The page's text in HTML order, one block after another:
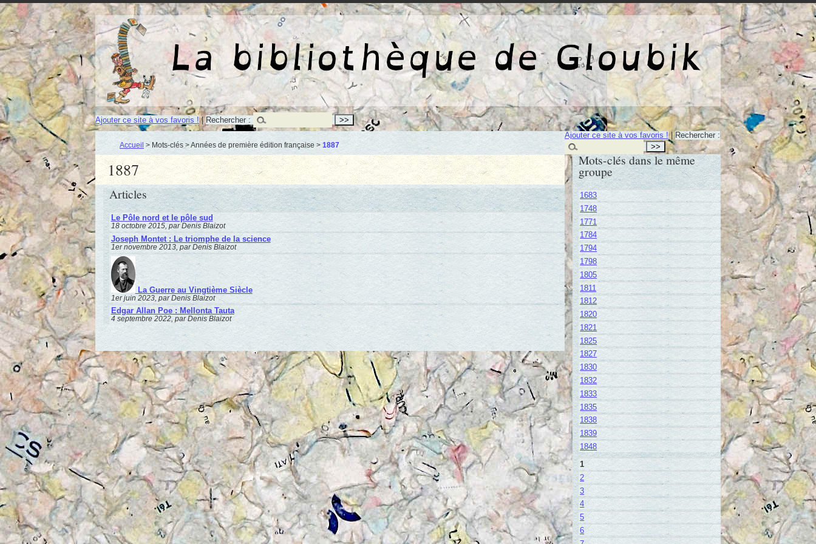
La bibliothèque de Gloubik
Ajouter ce site à vos favoris !|Rechercher :
Accueil > Mots-clés > Années de première édition française > 1887
1887
Articles
Le Pôle nord et le pôle sud
18 octobre 2015, par Denis Blaizot
Joseph Montet : Le triomphe de la science
1er novembre 2013, par Denis Blaizot
La Guerre au Vingtième Siècle
1er juin 2023, par Denis Blaizot
Edgar Allan Poe : Mellonta Tauta
4 septembre 2022, par Denis Blaizot
Ajouter ce site à vos favoris !|Rechercher :
Mots-clés dans le même
groupe
1683
1748
1771
1784
1794
1798
1805
1811
1812
1820
1821
1825
1827
1830
1832
1833
1835
1838
1839
1848
1
2
3
4
5
6